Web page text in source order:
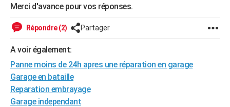
S'inscrire
Se connecter
Lycées
Collèges
Primaires
Universités
Entreprises
Service militaire
Avis de recherche
FORUM
Bricolage
Lifestyle
Culture
Sport
Auto
Television
Voyage
Cinema
Merci d'avance pour vos réponses.
Répondre (2) Partager
A voir également:
Panne moins de 24h apres une réparation en garage
Garage en bataille
Reparation embrayage
Garage independant